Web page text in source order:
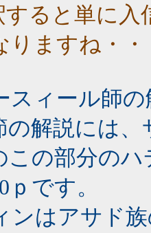
すると単に
りますね・
スィール師
の解説には
この部分の
です。
ンはアサド